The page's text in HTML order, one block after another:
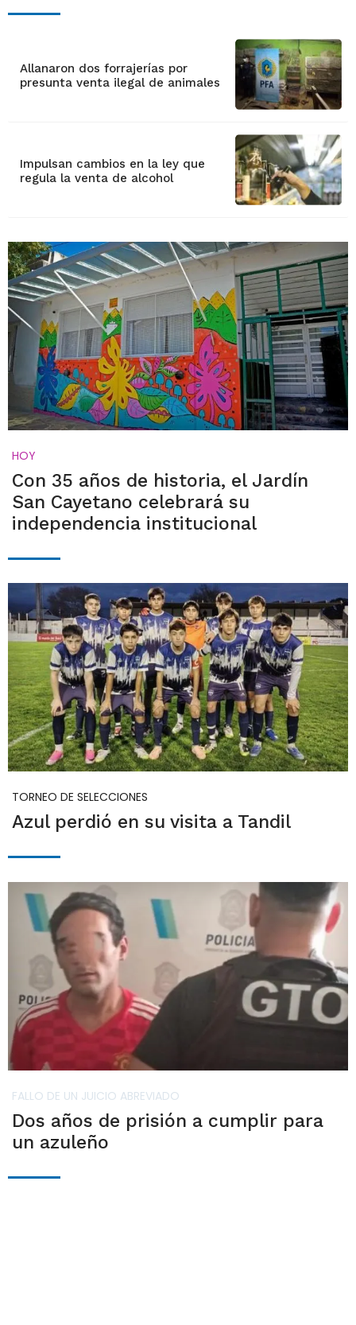
Allanaron dos forrajerías por
presunta venta ilegal de animales
Impulsan cambios en la ley que
regula la venta de alcohol
HOY
Con 35 años de historia, el Jardín
San Cayetano celebrará su
independencia institucional
TORNEO DE SELECCIONES
Azul perdió en su visita a Tandil
FALLO DE UN JUICIO ABREVIADO
Dos años de prisión a cumplir para
un azuleño